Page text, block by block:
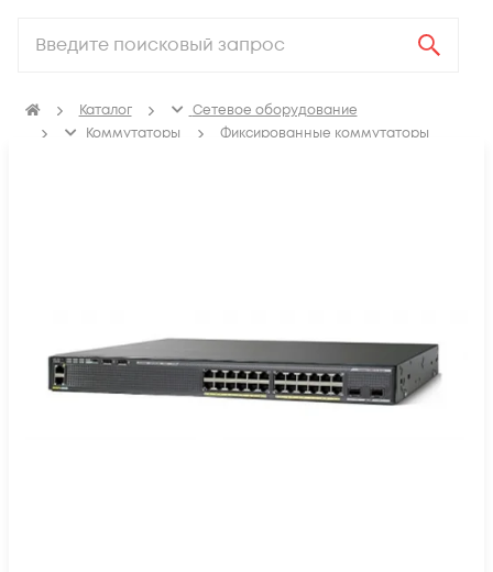
Каталог
Сетевое оборудование
Коммутаторы
Фиксированные коммутаторы